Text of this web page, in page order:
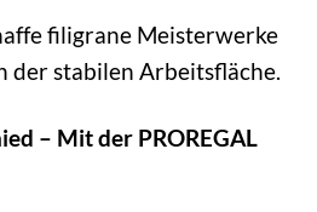
filigrane Meisterwerke
der stabilen Arbeitsfläche.
– Mit der PROREGAL